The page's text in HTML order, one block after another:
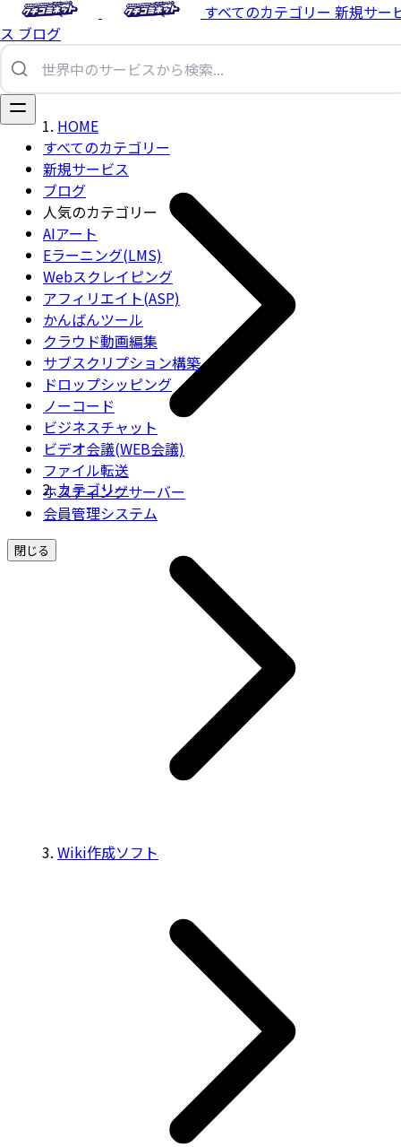
すべてのカテゴリー 新規サー
ス ブログ
すべてのカテゴリー
新規サービス
ブログ
人気のカテゴリー
AIアート
Eラーニング(LMS)
Webスクレイピング
アフィリエイト(ASP)
かんばんツール
クラウド動画編集
サブスクリプション構築
ドロップシッピング
ノーコード
ビジネスチャット
ビデオ会議(WEB会議)
ファイル転送
ホスティングサーバー
会員管理システム
閉じる
HOME
カテゴリー
Wiki作成ソフト